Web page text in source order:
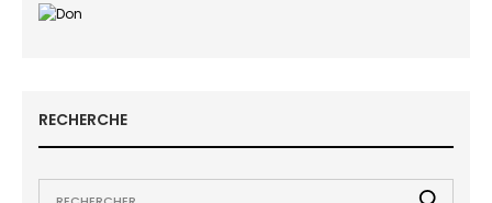
RECHERCHE